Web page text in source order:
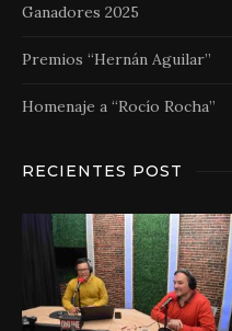
Ganadores 2025
Premios “Hernán Aguilar”
Homenaje a “Rocío Rocha”
RECIENTES POST